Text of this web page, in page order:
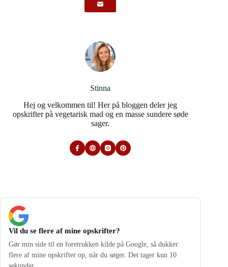
Stinna
Hej og velkommen til! Her på bloggen deler jeg
opskrifter på vegetarisk mad og en masse sundere søde
sager.
Vil du se flere af mine opskrifter?
Gør min side til en foretrukken kilde på Google, så dukker
flere af mine opskrifter op, når du søger. Det tager kun 10